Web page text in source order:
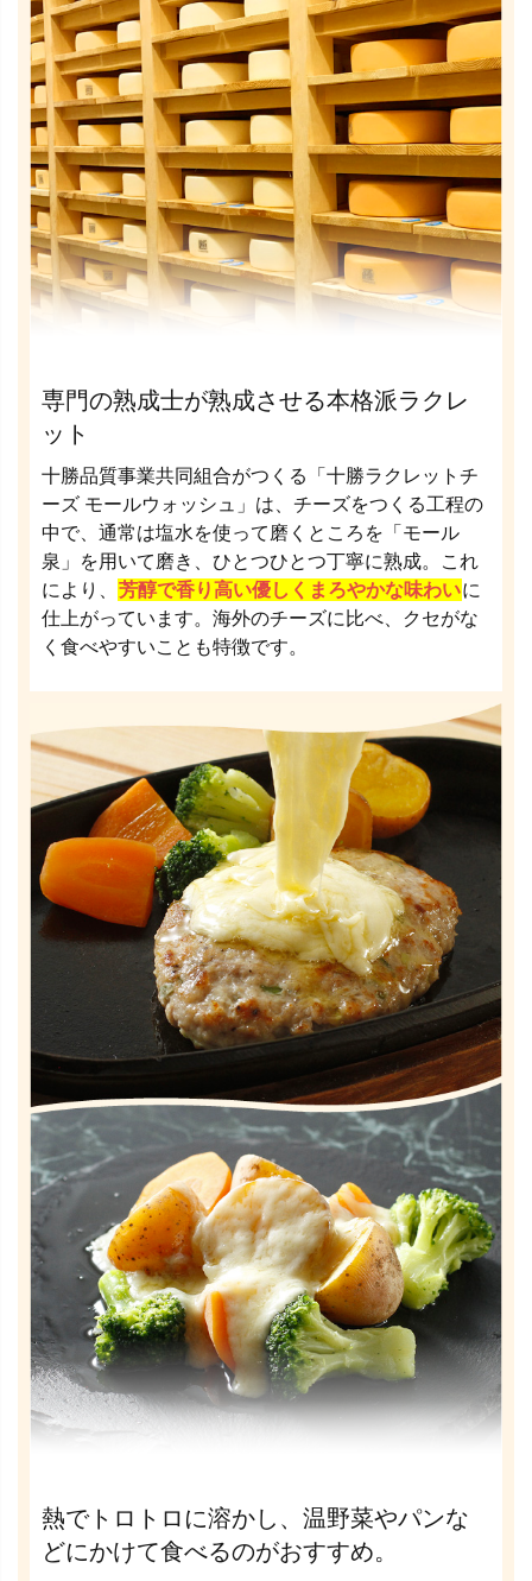
専門の熟成士が熟成させる本格派ラクレ
ット
十勝品質事業共同組合がつくる「十勝ラクレットチ
ーズ モールウォッシュ」は、チーズをつくる工程の
中で、通常は塩水を使って磨くところを「モール
泉」を用いて磨き、ひとつひとつ丁寧に熟成。これ
により、 芳醇で香り高い優しくまろやかな味わいに
仕上がっています。海外のチーズに比べ、クセがな
く食べやすいことも特徴です。
熱でトロトロに溶かし、温野菜やパンな
どにかけて食べるのがおすすめ。